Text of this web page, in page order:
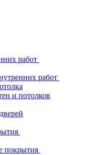
работ
работ
и потолков
покрытия